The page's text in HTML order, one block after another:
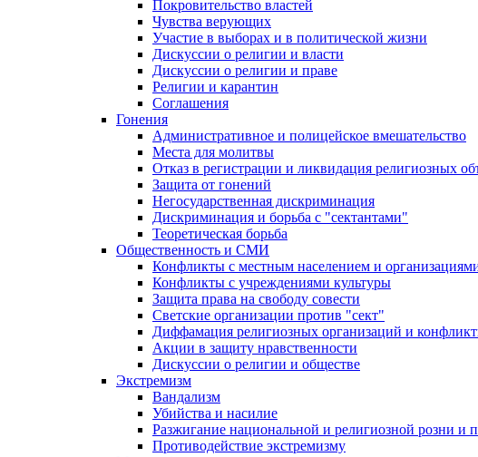
Покровительство властей
Чувства верующих
Участие в выборах и в политической жизни
Дискуссии о религии и власти
Дискуссии о религии и праве
Религии и карантин
Соглашения
Гонения
Административное и полицейское вмешательство
Места для молитвы
Отказ в регистрации и ликвидация религиозных
Защита от гонений
Негосударственная дискриминация
Дискриминация и борьба с "сектантами"
Теоретическая борьба
Общественность и СМИ
Конфликты с местным населением и
Конфликты с учреждениями культуры
Защита права на свободу совести
Светские организации против "сект"
Диффамация религиозных организаций и
Акции в защиту нравственности
Дискуссии о религии и обществе
Экстремизм
Вандализм
Убийства и насилие
Разжигание национальной и религиозной розни и
Противодействие экстремизму